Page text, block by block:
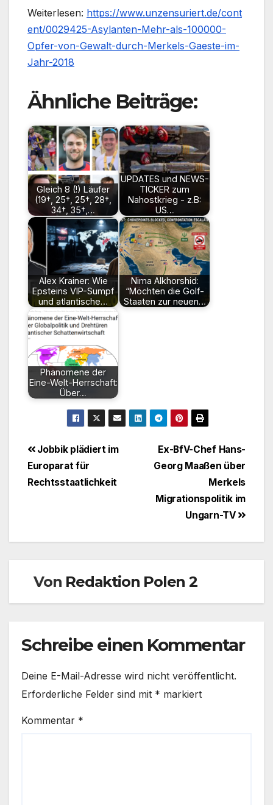
Weiterlesen: https://www.unzensuriert.de/cont
ent/0029425-Asylanten-Mehr-als-100000-
Opfer-von-Gewalt-durch-Merkels-Gaeste-im-
Jahr-2018
Ähnliche Beiträge:
Gleich 8 (!) Läufer
(19†, 25†, 25†, 28†,
34†, 35†,…
UPDATES und NEWS-
TICKER zum
Nahostkrieg - z.B:
US…
Alex Krainer: Wie
Epsteins VIP-Sumpf
und atlantische…
Nima Alkhorshid:
“Möchten die Golf-
Staaten zur neuen…
Phänomene der
Eine-Welt-Herrschaft:
Über…
BeitragsnavigationEx-BfV-Chef Hans-
Georg Maaßen über
Merkels
Migrationspolitik im
Ungarn-TV
Jobbik plädiert im
Europarat für
Rechtsstaatlichkeit
Von Redaktion Polen 2
Schreibe einen Kommentar
Deine E-Mail-Adresse wird nicht veröffentlicht.
Erforderliche Felder sind mit * markiert
Kommentar *